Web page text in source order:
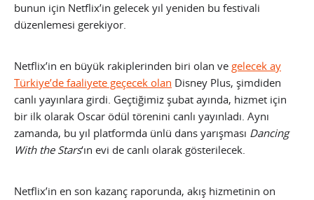
bunun için Netflix’in gelecek yıl yeniden bu festivali
düzenlemesi gerekiyor.
Netflix’in en büyük rakiplerinden biri olan ve gelecek ay
Türkiye’de faaliyete geçecek olan Disney Plus, şimdiden
canlı yayınlara girdi. Geçtiğimiz şubat ayında, hizmet için
bir ilk olarak Oscar ödül törenini canlı yayınladı. Aynı
zamanda, bu yıl platformda ünlü dans yarışması Dancing
With the Stars‘ın evi de canlı olarak gösterilecek.
Netflix’in en son kazanç raporunda, akış hizmetinin on